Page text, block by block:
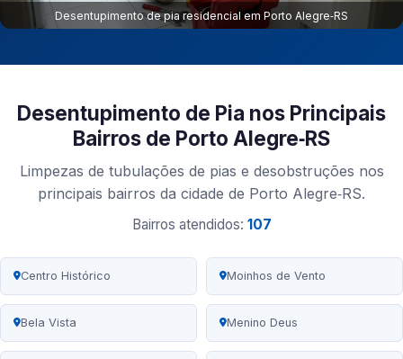
Desentupimento de pia residencial em Porto Alegre‑RS
Desentupimento de Pia nos Principais
Bairros de Porto Alegre‑RS
Limpezas de tubulações de pias e desobstruções nos
principais bairros da cidade de Porto Alegre‑RS.
Bairros atendidos: 107
Centro Histórico Moinhos de Vento
Bela Vista Menino Deus